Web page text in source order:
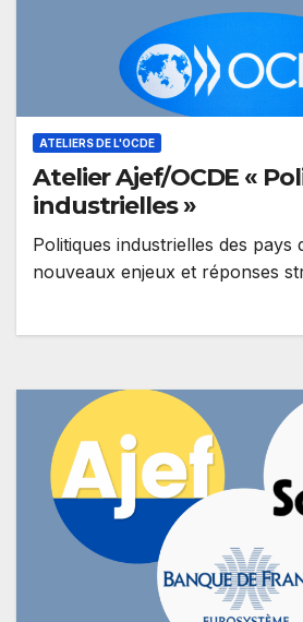
ATELIERS DE L'OCDE
Atelier Ajef/OCDE «
industrielles »
Politiques industrielles des pays
nouveaux enjeux et réponses